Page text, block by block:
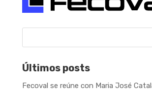
Últimos posts
Fecoval se reúne con Maria José